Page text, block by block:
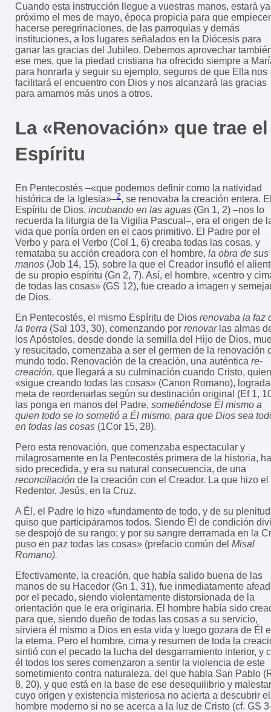
Cuando esta instrucción llegue a vuestras manos, estará ya
próximo el mes de mayo, época propicia para que
hacerse peregrinaciones, de las parroquias y demás
instituciones, a los lugares señalados en la Diócesis para
ganar las gracias del Jubileo. Debemos aprovechar
ese mes, que la piedad cristiana ha ofrecido siempre a
para honrarla y seguir su ejemplo, seguros de que Ella nos
facilitará el encuentro con Dios y nos alcanzará las gracias
para amarnos más unos a otros.
La «Renovación» que trae el
Espíritu
En Pentecostés –«que podemos definir como la natividad
histórica de la Iglesia»–2, se renovaba la creación entera.
Espíritu de Dios, incubando en las aguas (Gn 1, 2) –nos lo
recuerda la liturgia de la Vigilia Pascual–, era el origen de
vida que ponía orden en el caos primitivo. El Padre por el
Verbo y para el Verbo (Col 1, 6) creaba todas las cosas, y
remataba su acción creadora con el hombre, la obra de sus
manos (Job 14, 15), sobre la que el Creador insufló el
de su propio espíritu (Gn 2, 7). Así, el hombre, «centro y
de todas las cosas» (GS 12), fue creado a imagen y
de Dios.
En Pentecostés, el mismo Espíritu de Dios renovaba la faz
la tierra (Sal 103, 30), comenzando por renovarlas almas
los Apóstoles, desde donde la semilla del Hijo de Dios,
y resucitado, comenzaba a ser el germen de la renovación
mundo todo. Renovación de la creación, una auténtica re-
creación, que llegará a su culminación cuando Cristo, quien
«sigue creando todas las cosas» (Canon Romano),
meta de reordenarlas según su destinación original (Ef 1,
las ponga en manos del Padre, sometiéndose Él mismo a
quien todo se lo sometió a Él mismo, para que Dios sea
en todas las cosas (1Cor 15, 28).
Pero esta renovación, que comenzaba espectacular y
milagrosamente en la Pentecostés primera de la historia,
sido precedida, y era su natural consecuencia, de una
reconciliación de la creación con el Creador. La que hizo el
Redentor, Jesús, en la Cruz.
A Él, el Padre lo hizo «fundamento de todo, y de su plenitud
quiso que participáramos todos. Siendo Él de condición
se despojó de su rango; y por su sangre derramada en la
puso en paz todas las cosas» (prefacio común del Misal
Romano).
Efectivamente, la creación, que había salido buena de las
manos de su Hacedor (Gn 1, 31), fue inmediatamente
por el pecado, siendo violentamente distorsionada de la
orientación que le era originaria. El hombre había sido
para que, siendo dueño de todas las cosas a su servicio,
sirviera él mismo a Dios en esta vida y luego gozara de Él
la eterna. Pero el hombre, cima y resumen de toda la
sintió con el pecado la lucha del desgarramiento interior, y
él todos los seres comenzaron a sentir la violencia de este
sometimiento contra naturaleza, del que habla San Pablo
8, 20), y que está en la base de ese desequilibrio y
cuyo origen y existencia misteriosa no acierta a descubrir el
hombre moderno si no se acerca a la luz de Cristo (cf. GS